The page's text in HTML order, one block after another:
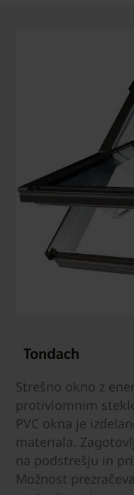
Strešno okno z
protivlomnim
PVC okna je
materiala.
na podstrešju in
Možnost